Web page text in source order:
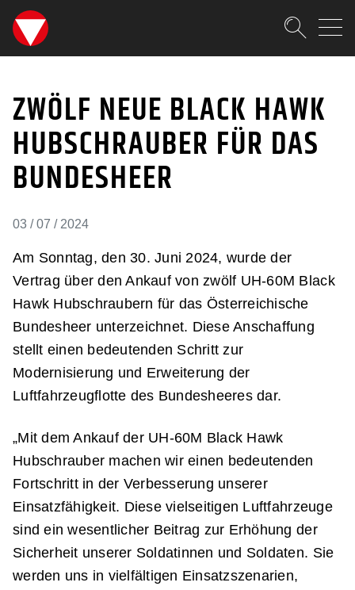
SKIPLINKS
ZWÖLF NEUE BLACK
ZWÖLF NEUE BLACK HAWK
HUBSCHRAUBER FÜR DAS
BUNDESHEER
03 / 07 / 2024
Am Sonntag, den 30. Juni 2024, wurde der
Vertrag über den Ankauf von zwölf UH-60M Black
Hawk Hubschraubern für das Österreichische
Bundesheer unterzeichnet. Diese Anschaffung
stellt einen bedeutenden Schritt zur
Modernisierung und Erweiterung der
Luftfahrzeugflotte des Bundesheeres dar.
„Mit dem Ankauf der UH-60M Black Hawk
Hubschrauber machen wir einen bedeutenden
Fortschritt in der Verbesserung unserer
Einsatzfähigkeit. Diese vielseitigen Luftfahrzeuge
sind ein wesentlicher Beitrag zur Erhöhung der
Sicherheit unserer Soldatinnen und Soldaten. Sie
werden uns in vielfältigen Einsatzszenarien,